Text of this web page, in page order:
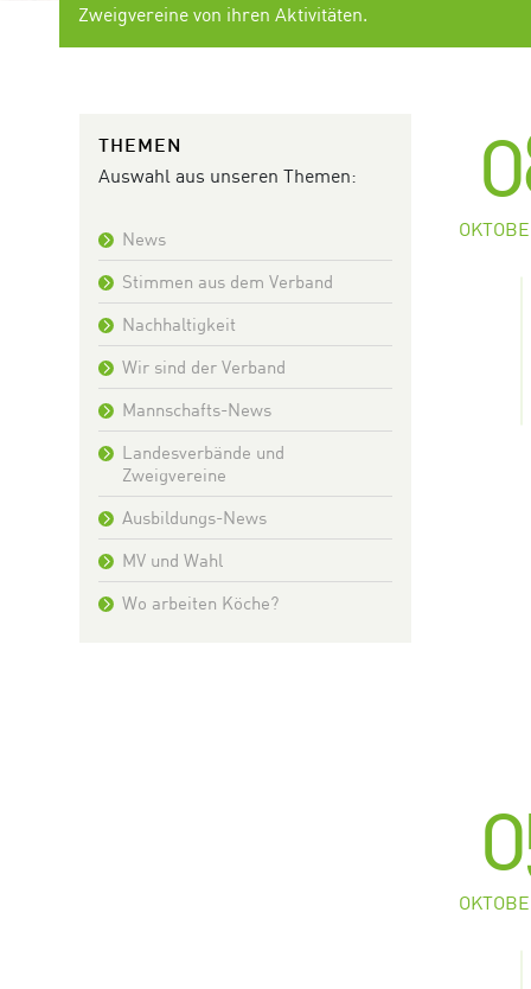
Zweigvereine von ihren Aktivitäten.
THEMEN
Auswahl aus unseren Themen:
News
Stimmen aus dem Verband
Nachhaltigkeit
Wir sind der Verband
Mannschafts-News
Landesverbände und
Zweigvereine
Ausbildungs-News
MV und Wahl
Wo arbeiten Köche?